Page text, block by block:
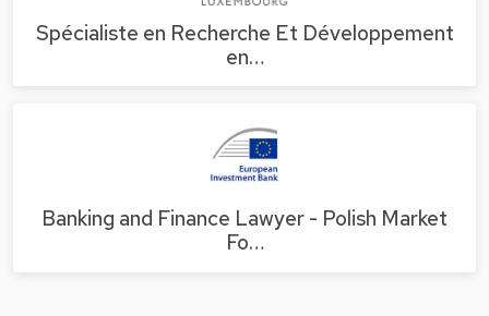
Spécialiste en Recherche Et Développement
en…
Banking and Finance Lawyer - Polish Market
Fo…